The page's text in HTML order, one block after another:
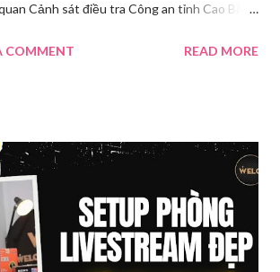
Cảnh sát điều tra Công an tỉnh Cao Bằng
Thị Dung về hành vi truyền bá văn hóa
hiện các hoạt động phát trực tiếp nội dung
vi phạm pháp luật. Ngay sau khi tiếp
chóng tổ chức xác minh, thu thập dữ liệu
điều tra ban đầu xác định, Triệu Thị Dung
tại xã Phủ Thông, tỉnh Thái Nguyên, cùng
COMMENT READ MORE